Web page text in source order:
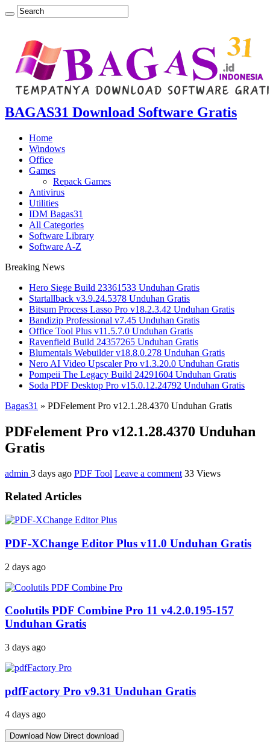
BAGAS31 Download Software Gratis
Home
Windows
Office
Games
Repack Games
Antivirus
Utilities
IDM Bagas31
All Categories
Software Library
Software A-Z
Breaking News
Hero Siege Build 23361533 Unduhan Gratis
Startallback v3.9.24.5378 Unduhan Gratis
Bitsum Process Lasso Pro v18.2.3.42 Unduhan Gratis
Bandizip Professional v7.45 Unduhan Gratis
Office Tool Plus v11.5.7.0 Unduhan Gratis
Ravenfield Build 24357265 Unduhan Gratis
Blumentals Webuilder v18.8.0.278 Unduhan Gratis
Nero AI Video Upscaler Pro v1.3.20.0 Unduhan Gratis
Pompeii The Legacy Build 24291604 Unduhan Gratis
Soda PDF Desktop Pro v15.0.12.24792 Unduhan Gratis
Bagas31 » PDFelement Pro v12.1.28.4370 Unduhan Gratis
PDFelement Pro v12.1.28.4370 Unduhan
Gratis
admin 3 days ago PDF Tool Leave a comment 33 Views
Related Articles
PDF-XChange Editor Plus v11.0 Unduhan Gratis
2 days ago
Coolutils PDF Combine Pro 11 v4.2.0.195-157
Unduhan Gratis
3 days ago
pdfFactory Pro v9.31 Unduhan Gratis
4 days ago
Download Now Direct download